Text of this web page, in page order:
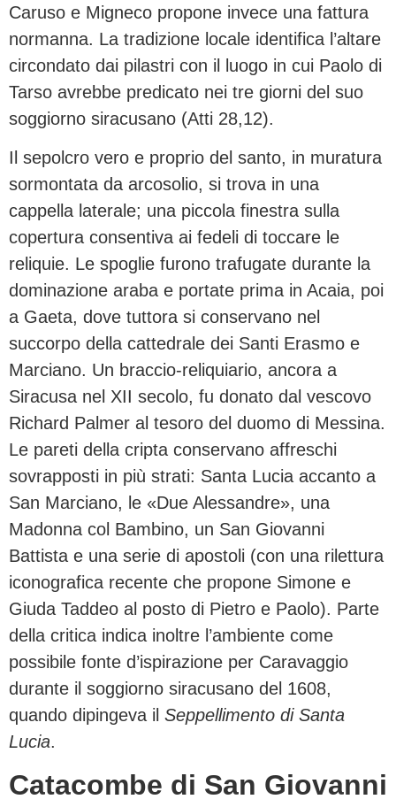
Caruso e Migneco propone invece una fattura
normanna. La tradizione locale identifica l’altare
circondato dai pilastri con il luogo in cui Paolo di
Tarso avrebbe predicato nei tre giorni del suo
soggiorno siracusano (Atti 28,12).
Il sepolcro vero e proprio del santo, in muratura
sormontata da arcosolio, si trova in una
cappella laterale; una piccola finestra sulla
copertura consentiva ai fedeli di toccare le
reliquie. Le spoglie furono trafugate durante la
dominazione araba e portate prima in Acaia, poi
a Gaeta, dove tuttora si conservano nel
succorpo della cattedrale dei Santi Erasmo e
Marciano. Un braccio-reliquiario, ancora a
Siracusa nel XII secolo, fu donato dal vescovo
Richard Palmer al tesoro del duomo di Messina.
Le pareti della cripta conservano affreschi
sovrapposti in più strati: Santa Lucia accanto a
San Marciano, le «Due Alessandre», una
Madonna col Bambino, un San Giovanni
Battista e una serie di apostoli (con una rilettura
iconografica recente che propone Simone e
Giuda Taddeo al posto di Pietro e Paolo). Parte
della critica indica inoltre l’ambiente come
possibile fonte d’ispirazione per Caravaggio
durante il soggiorno siracusano del 1608,
quando dipingeva il Seppellimento di Santa
Lucia.
Catacombe di San Giovanni